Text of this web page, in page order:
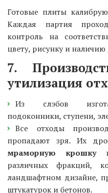
Готовые плиты
Каждая партия
контроль на
цвету, рисунку и наличию
7.
утилизация
Из слэбов
подоконники, ступени,
Все отходы
пропадают зря. Их
мраморную крошку
различных фракций,
ландшафтном дизайне,
штукатурок и бетонов.